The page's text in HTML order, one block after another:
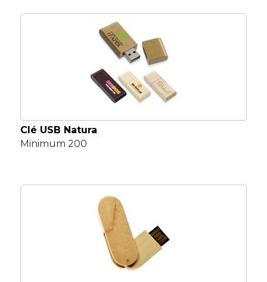
Clé USB Natura
Minimum 200